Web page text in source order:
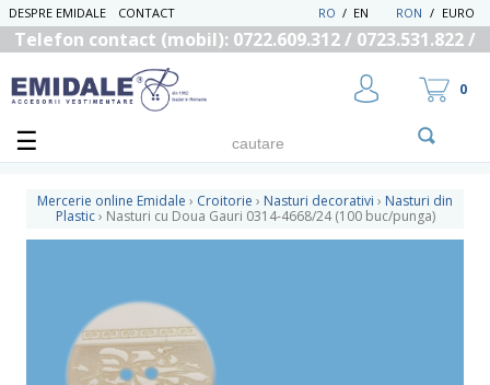
DESPRE EMIDALE CONTACT RON / EURO
EN
/
RO
Telefon contact (mobil): 0722.609.312 / 0723.531.822 /
0
Mercerie online Emidale › Croitorie › Nasturi decorativi › Nasturi din
Plastic › Nasturi cu Doua Gauri 0314-4668/24 (100 buc/punga)